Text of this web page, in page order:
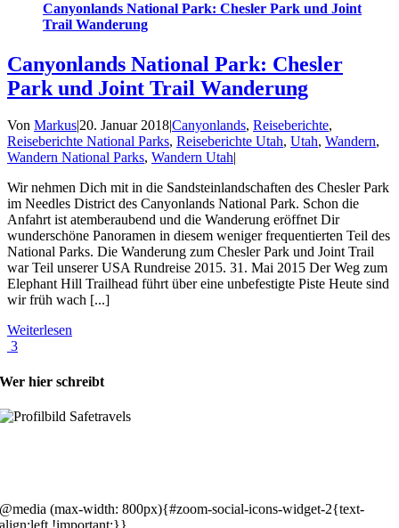
Canyonlands National Park: Chesler Park und Joint
Trail Wanderung
Canyonlands National Park: Chesler
Park und Joint Trail Wanderung
Von Markus|20. Januar 2018|Canyonlands, Reiseberichte,
Reiseberichte National Parks, Reiseberichte Utah, Utah, Wandern,
Wandern National Parks, Wandern Utah|
Wir nehmen Dich mit in die Sandsteinlandschaften des Chesler Park
im Needles District des Canyonlands National Park. Schon die
Anfahrt ist atemberaubend und die Wanderung eröffnet Dir
wunderschöne Panoramen in diesem weniger frequentierten Teil des
National Parks. Die Wanderung zum Chesler Park und Joint Trail
war Teil unserer USA Rundreise 2015. 31. Mai 2015 Der Weg zum
Elephant Hill Trailhead führt über eine unbefestigte Piste Heute sind
wir früh wach [...]
Weiterlesen
3
Wer hier schreibt
@media (max-width: 800px){#zoom-social-icons-widget-2{text-
align:left !important;}}